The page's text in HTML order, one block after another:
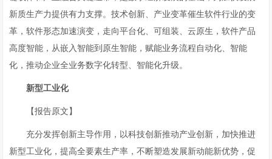
新质生产力提供有力支撑。技术创新、产业变革催生软件行业的变
革，软件形态加速演变，走向平台化、可组装、云原生，软件产品
高度智能，从嵌入智能到原生智能，赋能业务流程自动化、智能
化，推动企业全业务数字化转型、智能化升级。
新型工业化
【报告原文】
充分发挥创新主导作用，以科技创新推动产业创新，加快推进
新型工业化，提高全要素生产率，不断塑造发展新动能新优势，促